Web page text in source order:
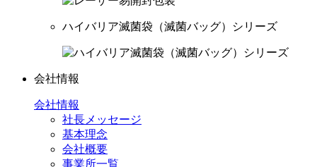
ハイバリア滅菌袋（滅菌バッグ）シリーズ
会社情報
会社情報
社長メッセージ
基本理念
会社概要
事業所一覧